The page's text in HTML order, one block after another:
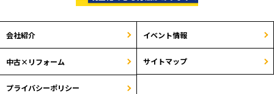
会社紹介 イベント情報
中古×リフォーム サイトマップ
プライバシーポリシー